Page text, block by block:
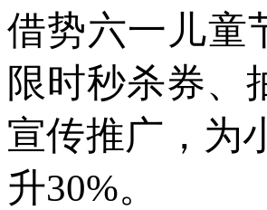
借势六一儿童
限时秒杀券、
宣传推广，为
升30%。